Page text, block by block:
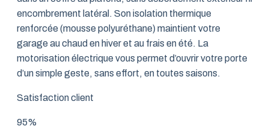
encombrement latéral. Son isolation thermique
renforcée (mousse polyuréthane) maintient votre
garage au chaud en hiver et au frais en été. La
motorisation électrique vous permet d’ouvrir votre porte
d’un simple geste, sans effort, en toutes saisons.
Satisfaction client
95%